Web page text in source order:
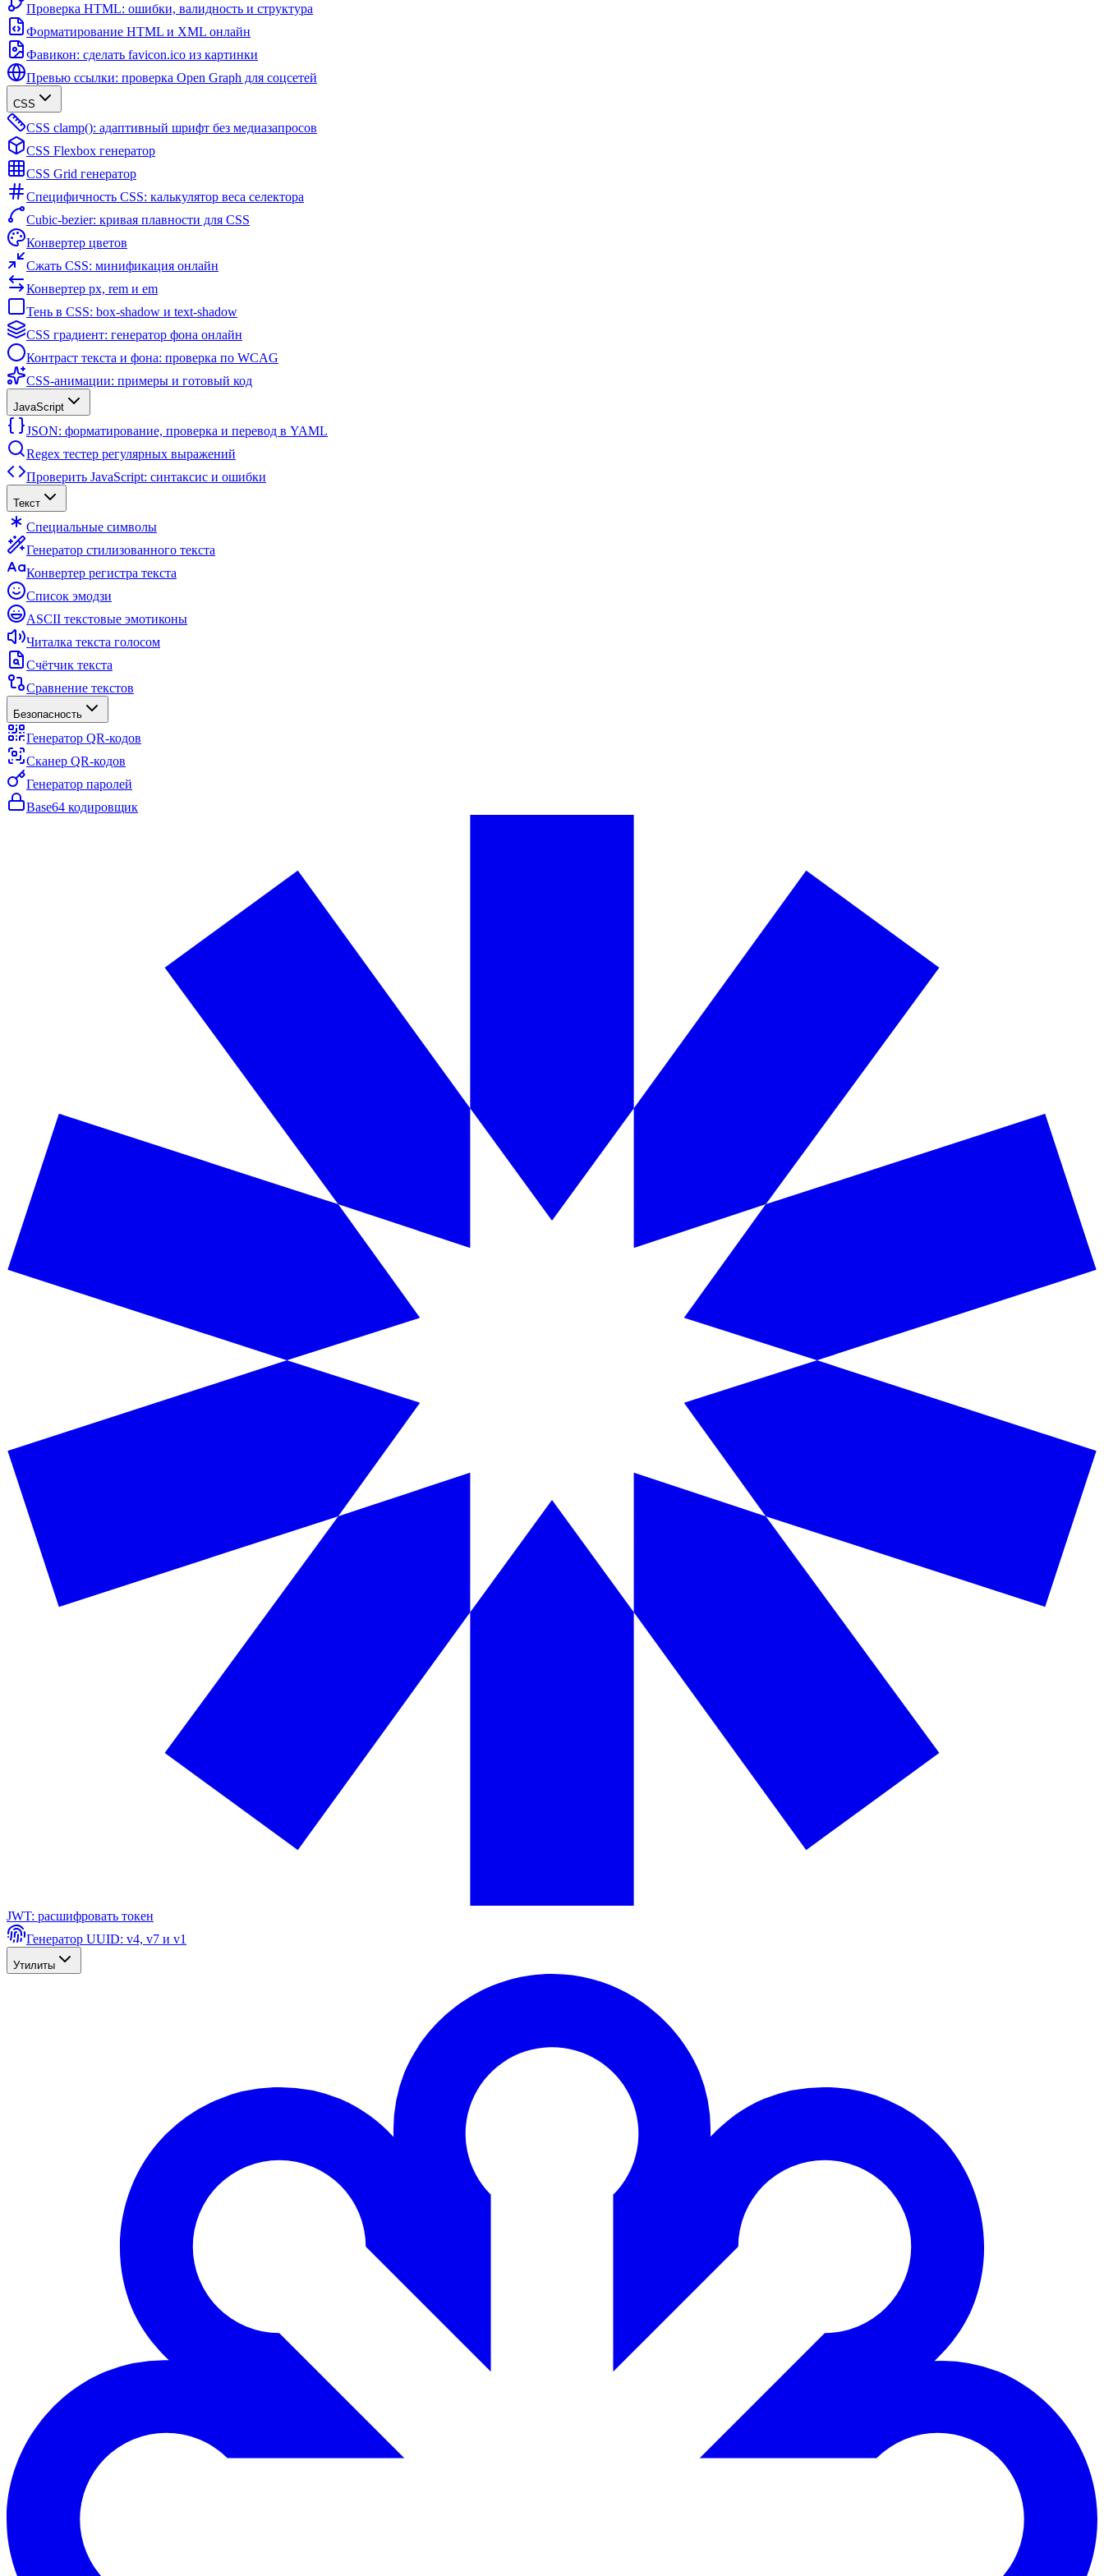
Проверка HTML: ошибки, валидность и структура
Форматирование HTML и XML онлайн
Фавикон: сделать favicon.ico из картинки
Превью ссылки: проверка Open Graph для соцсетей
CSS
CSS clamp(): адаптивный шрифт без медиазапросов
CSS Flexbox генератор
CSS Grid генератор
Специфичность CSS: калькулятор веса селектора
Cubic-bezier: кривая плавности для CSS
Конвертер цветов
Сжать CSS: минификация онлайн
Конвертер px, rem и em
Тень в CSS: box-shadow и text-shadow
CSS градиент: генератор фона онлайн
Контраст текста и фона: проверка по WCAG
CSS-анимации: примеры и готовый код
JavaScript
JSON: форматирование, проверка и перевод в YAML
Regex тестер регулярных выражений
Проверить JavaScript: синтаксис и ошибки
Текст
Специальные символы
Генератор стилизованного текста
Конвертер регистра текста
Список эмодзи
ASCII текстовые эмотиконы
Читалка текста голосом
Счётчик текста
Сравнение текстов
Безопасность
Генератор QR-кодов
Сканер QR-кодов
Генератор паролей
Base64 кодировщик
JWT: расшифровать токен
Генератор UUID: v4, v7 и v1
Утилиты